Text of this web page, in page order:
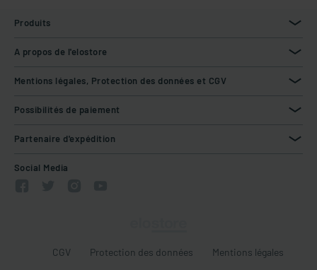
Produits
A propos de l'elostore
Mentions légales, Protection des données et CGV
Possibilités de paiement
Partenaire d'expédition
Social Media
CGV Protection des données Mentions légales